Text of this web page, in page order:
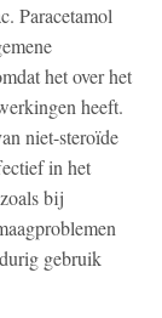
Paracetamol
het over het
heeft.
niet-steroïde
in het
bij
gebruik